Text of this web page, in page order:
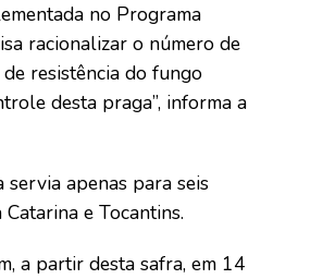
no Programa
racionalizar o número de
resistência do fungo
desta praga”, informa a
apenas para seis
e Tocantins.
a partir desta safra, em 14